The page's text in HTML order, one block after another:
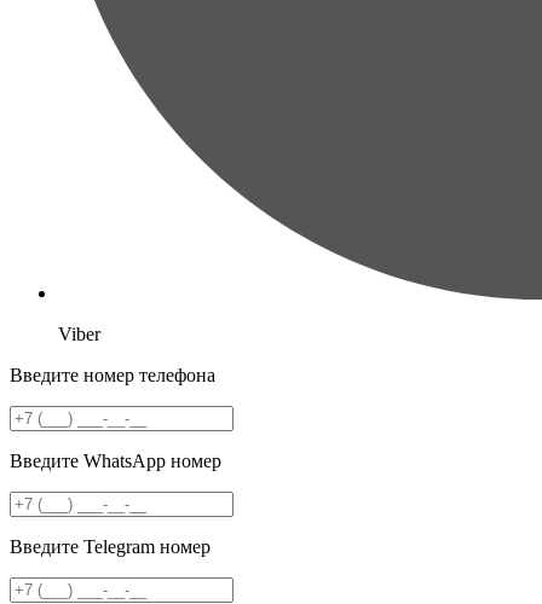
Viber
Введите номер телефона
Введите WhatsApp номер
Введите Telegram номер